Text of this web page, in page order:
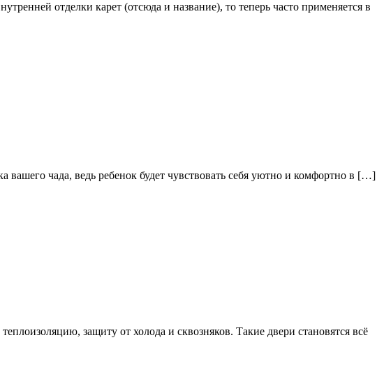
отделки карет (отсюда и название), то теперь часто применяется в
вашего чада, ведь ребенок будет чувствовать себя уютно и комфортно в […]
защиту от холода и сквозняков. Такие двери становятся всё